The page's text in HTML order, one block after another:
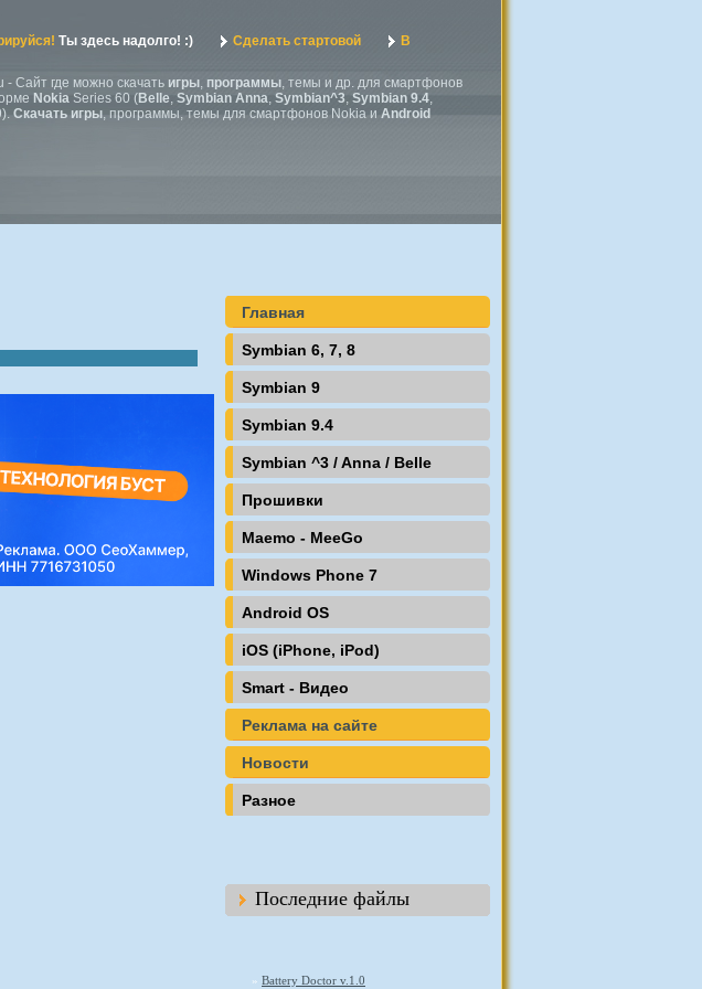
Ты здесь надолго! :) Сделать стартовой
В
- Сайт где можно скачать игры, программы, темы и др. для смартфонов
Nokia Series 60 (Belle, Symbian Anna, Symbian^3, Symbian 9.4,
Скачать игры, программы, темы для смартфонов Nokia и Android
Главная
Symbian 6, 7, 8
Symbian 9
Symbian 9.4
Symbian ^3 / Anna / Belle
Прошивки
Maemo - MeeGo
Windows Phone 7
Android OS
iOS (iPhone, iPod)
Smart - Видео
Реклама на сайте
Новости
Разное
Последние файлы
» Battery Doctor v.1.0